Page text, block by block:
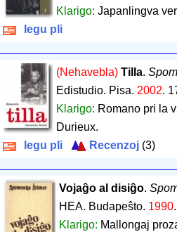
Klarigo: Japanlingva
legu pli
(Nehavebla) Tilla.
Edistudio. Pisa. 2002.
Klarigo: Romano pri la
Durieux.
legu pli
Recenzoj (3)
Vojaĝo al disiĝo.
HEA. Budapeŝto. 1990
Klarigo: Mallongaj